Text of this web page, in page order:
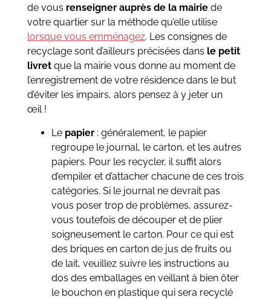
de vous renseigner auprès de la mairiede
votre quartier sur la méthode qu’elle utilise
lorsque vous emménagez. Les consignes de
recyclage sont d’ailleurs précisées dans le petit
livretque la mairie vous donne au moment de
l’enregistrement de votre résidence dans le but
d’éviter les impairs, alors pensez à y jeter un
œil !
Le papier: généralement, le papier
regroupe le journal, le carton, et les autres
papiers. Pour les recycler, il suffit alors
d’empiler et d’attacher chacune de ces trois
catégories. Si le journal ne devrait pas
vous poser trop de problèmes, assurez-
vous toutefois de découper et de plier
soigneusement le carton. Pour ce qui est
des briques en carton de jus de fruits ou
de lait, veuillez suivre les instructions au
dos des emballages en veillant à bien ôter
le bouchon en plastique qui sera recyclé